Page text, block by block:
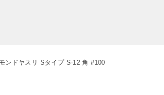
ンドヤスリ Sタイプ S-12 角 #100